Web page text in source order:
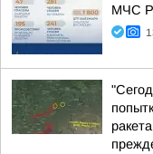
МЧС